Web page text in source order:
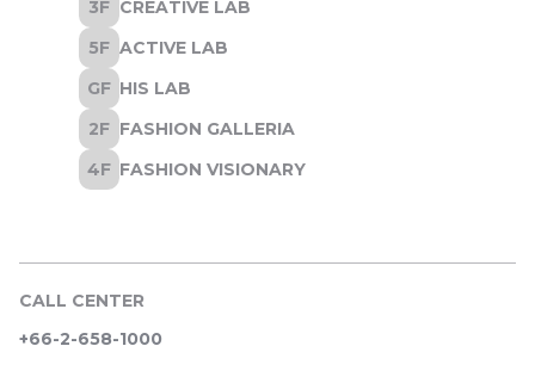
CALL CENTER
+66-2-658-1000